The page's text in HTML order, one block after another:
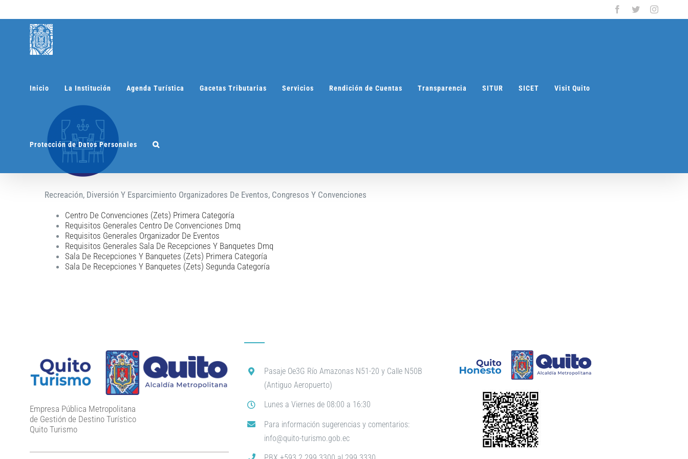
contenido
Facebook
Twitter
Inicio La Institución Agenda Turística Gacetas Tributarias Servicios Rendición de Cuentas Transparencia SITUR SICET Visit Quito
Protección de Datos Personales
Recreación, Diversión Y Esparcimiento Organizadores De Eventos, Congresos Y Convenciones
Centro De Convenciones (Zets) Primera Categoría
Requisitos Generales Centro De Convenciones Dmq
Requisitos Generales Organizador De Eventos
Requisitos Generales Sala De Recepciones Y Banquetes Dmq
Sala De Recepciones Y Banquetes (Zets) Primera Categoría
Sala De Recepciones Y Banquetes (Zets) Segunda Categoría
Empresa Pública Metropolitana
de Gestión de Destino Turístico
Quito Turismo
Pasaje Oe3G Río Amazonas N51-20 y Calle N50B
(Antiguo Aeropuerto)
Lunes a Viernes de 08:00 a 16:30
Para información sugerencias y comentarios:
info@quito-turismo.gob.ec